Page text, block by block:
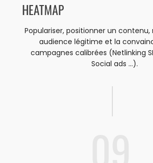
HEATMAP
Populariser, positionner un
audience légitime et la
campagnes calibrées (Netlinking
Social ads ...).